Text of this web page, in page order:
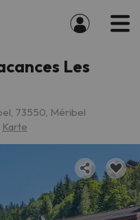
Les
73550, Méribel
Karte